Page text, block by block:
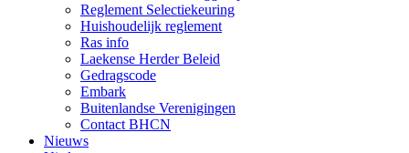
Reglement Selectiekeuring
Huishoudelijk reglement
Ras info
Laekense Herder Beleid
Gedragscode
Embark
Buitenlandse Verenigingen
Contact BHCN
Nieuws